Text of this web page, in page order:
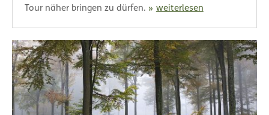
Tour näher bringen zu dürfen.
weiterlesen